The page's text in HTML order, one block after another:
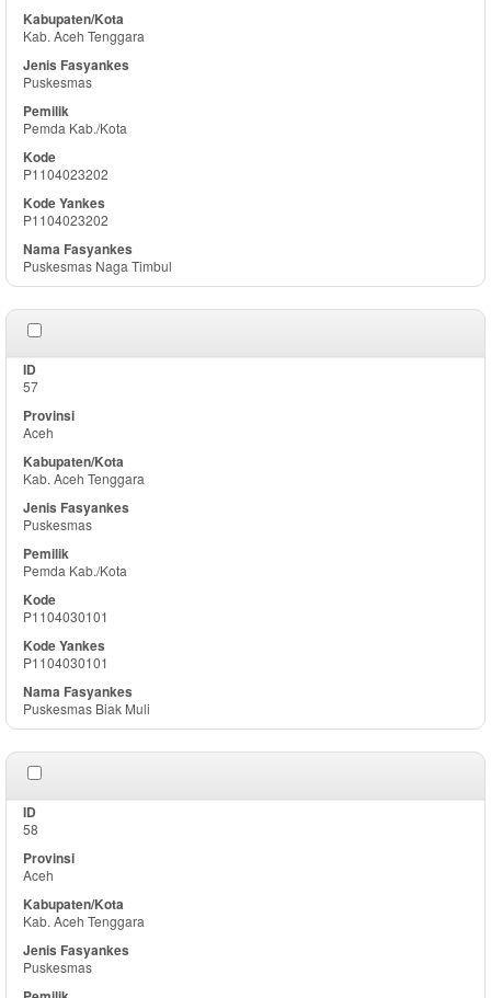
Kab. Aceh Tenggara
Puskesmas
Pemda Kab./Kota
P1104023202
P1104023202
Puskesmas Naga Timbul
57
Aceh
Kab. Aceh Tenggara
Puskesmas
Pemda Kab./Kota
P1104030101
P1104030101
Puskesmas Biak Muli
58
Aceh
Kab. Aceh Tenggara
Puskesmas